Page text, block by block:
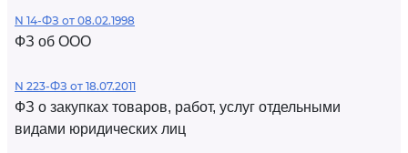
N 14-ФЗ от 08.02.1998
ФЗ об ООО
N 223-ФЗ от 18.07.2011
ФЗ о закупках товаров, работ, услуг отдельными
видами юридических лиц